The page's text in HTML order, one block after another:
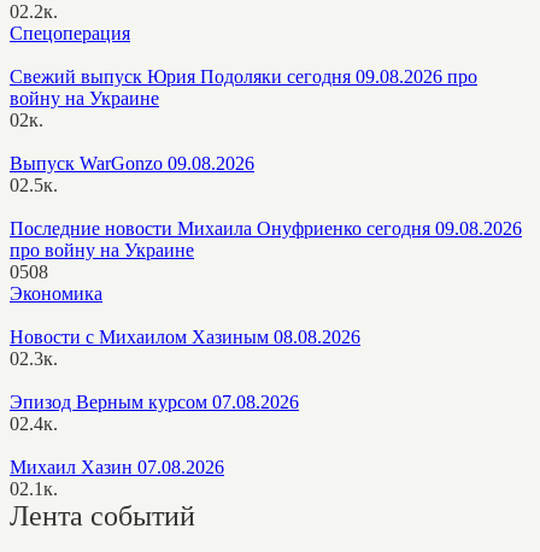
02.2к.
Спецоперация
Свежий выпуск Юрия Подоляки сегодня 09.08.2026 про
войну на Украине
02к.
Выпуск WarGonzo 09.08.2026
02.5к.
Последние новости Михаила Онуфриенко сегодня 09.08.2026
про войну на Украине
0508
Экономика
Новости с Михаилом Хазиным 08.08.2026
02.3к.
Эпизод Верным курсом 07.08.2026
02.4к.
Михаил Хазин 07.08.2026
02.1к.
Лента событий